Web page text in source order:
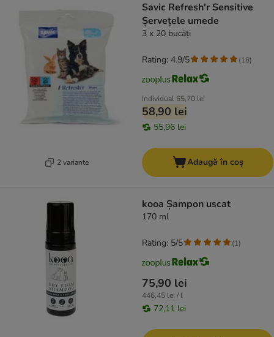
2 variante
Savic Refresh'r Sensitive
Șervețele umede
3 x 20 bucăți
Individual 65,70 lei
58,90 lei
55,96 lei
Rating: 4.9/5 (18)
Adaugă în coș
kooa Șampon uscat
170 ml
75,90 lei
446,45 lei / l
72,11 lei
Rating: 5/5 (1)